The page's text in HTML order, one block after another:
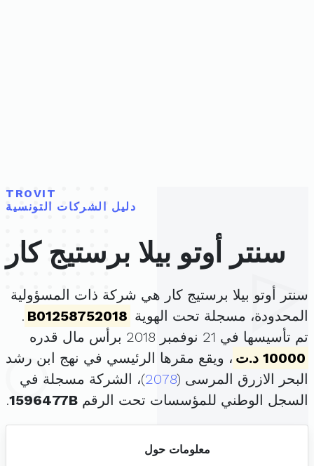
TROVIT
دليل الشركات التونسية
سنتر أوتو بيلا برستيج كار
سنتر أوتو بيلا برستيج كار هي شركة ذات المسؤولية
المحدودة، مسجلة تحت الهوية B01258752018
.
تم تأسيسها في 21 نوفمبر 2018 برأس مال قدره
10000 د.ت
، ويقع مقرها الرئيسي في نهج ابن رشد
البحر الازرق المرسى (2078)، الشركة مسجلة في
السجل الوطني للمؤسسات تحت الرقم 1596477B
.
معلومات حول